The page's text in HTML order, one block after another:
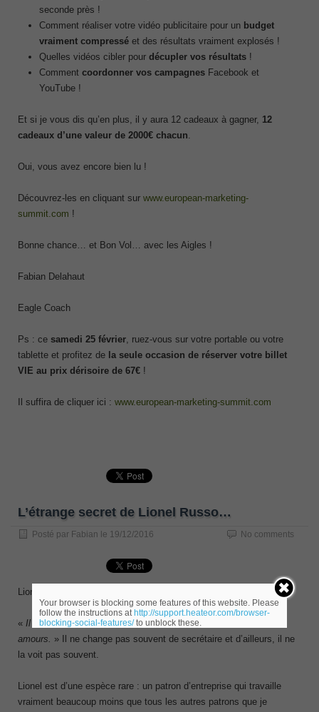
seconde près !
Comment réaliser votre vidéo publicitaire pour un budget
vraiment compressé et des résultats vraiment explosés !
Quelles vidéos cibler pour décupler vos résultats !
Comment coordonner vos campagnes Facebook et
YouTube !
Et si je vous dis qu’en plus, il y aura 12 cadeaux à gagner, 12
cadeaux d’une valeur de 2000€ chacun.
Oui, vous avez encore bien lu !
Découvrez-les en cliquant sur www.european-marketing-
summit.com !
Bonne chance… et Bon Vol… avec les Aigles !
Fabian Delahaut
Eagle Coach
Ps : ce samedi 25 février, ruez-vous sur votre portable ou votre
tablette et profitez de la seule occasion de réserver votre billet
VIE au prix dérisoire de 67€ !
Il suffira de cliquer ici : www.european-marketing-summit.com
L’étrange secret de Lionel Russo…
Posté par Fabian le 19/12/2016 No comments
Lionel Russo est un homme heureux, comblé.
« Il a du succès dans ses affaires, il a du succès dans ses
amours. » Il ne change pas souvent de secrétaire et d’ailleurs, il ne
la voit pas souvent.
Lionel est d’une espèce rare : un patron d’entreprise qui travaille
vraiment beaucoup moins que tous les autres patrons que je
Your browser is blocking some features of this website. Please
follow the instructions at http://support.heateor.com/browser-
blocking-social-features/to unblock these.